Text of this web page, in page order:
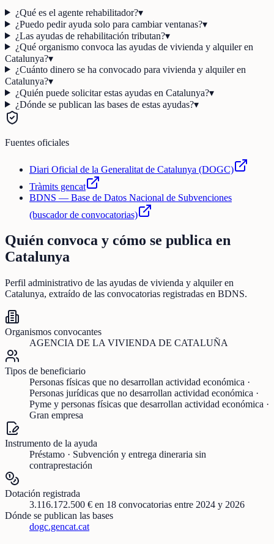
¿Qué es el agente rehabilitador?▾
¿Puedo pedir ayuda solo para cambiar ventanas?▾
¿Las ayudas de rehabilitación tributan?▾
¿Qué organismo convoca las ayudas de vivienda y alquiler en
Catalunya?▾
¿Cuánto dinero se ha convocado para vivienda y alquiler en
Catalunya?▾
¿Quién puede solicitar estas ayudas en Catalunya?▾
¿Dónde se publican las bases de estas ayudas?▾
Fuentes oficiales
Diari Oficial de la Generalitat de Catalunya (DOGC)
Tràmits gencat
BDNS — Base de Datos Nacional de Subvenciones
(buscador de convocatorias)
Quién convoca y cómo se publica en
Catalunya
Perfil administrativo de las ayudas de vivienda y alquileren
Catalunya, extraído de las convocatorias registradas en BDNS.
Organismos convocantes
AGENCIA DE LA VIVIENDA DE CATALUÑA
Tipos de beneficiario
Personas físicas que no desarrollan actividad económica ·
Personas jurídicas que no desarrollan actividad económica ·
Pyme y personas físicas que desarrollan actividad económica ·
Gran empresa
Instrumento de la ayuda
Préstamo · Subvención y entrega dineraria sin
contraprestación
Dotación registrada
3.116.172.500 € en 18 convocatorias entre 2024 y 2026
Dónde se publican las bases
dogc.gencat.cat